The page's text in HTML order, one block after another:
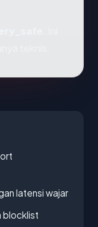
latensi wajar
blocklist